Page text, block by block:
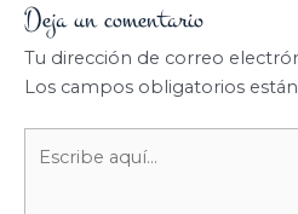
Deja un comentario
Tu dirección de correo
Los campos obligatorios
aquí...